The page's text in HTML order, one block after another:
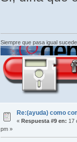
Siempre que pasa igual
Re:(ayuda) como
« Respuesta #9 en: 17
pm »